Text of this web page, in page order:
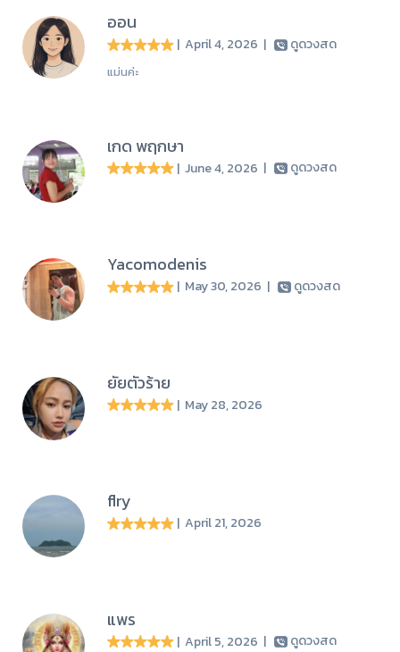
ออน
| April 4, 2026 | ดูดวงสด
แม่นค่ะ
เกด พฤกษา
| June 4, 2026 | ดูดวงสด
Yacomodenis
| May 30, 2026 | ดูดวงสด
ยัยตัวร้าย
| May 28, 2026
flry
| April 21, 2026
แพร
| April 5, 2026 | ดูดวงสด